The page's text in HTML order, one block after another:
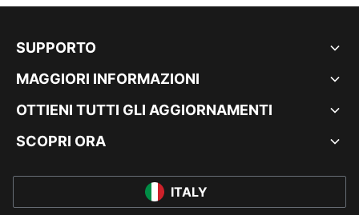
SUPPORTO
MAGGIORI INFORMAZIONI
OTTIENI TUTTI GLI AGGIORNAMENTI
SCOPRI ORA
ITALY